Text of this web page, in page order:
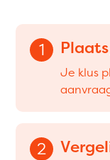
1
Je klus
2